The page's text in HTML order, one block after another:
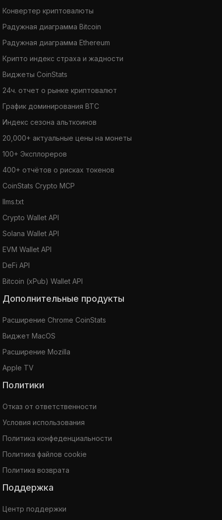
Конвертер криптовалюты
Радужная диаграмма Bitcoin
Радужная диаграмма Ethereum
Крипто индекс страха и жадности
Виджеты CoinStats
24ч. отчет о рынке криптовалют
График доминирования BTC
Индекс сезона альткоинов
20,000+ актуальные цены на монеты
100+ Эксплореров
400+ отчётов о рисках токенов
CoinStats Crypto MCP
llms.txt
Crypto Wallet API
Solana Wallet API
EVM Wallet API
DeFi API
Bitcoin (xPub) Wallet API
Дополнительные продукты
Расширение Chrome CoinStats
Виджет MacOS
Расширение Mozilla
Apple TV
Политики
Отказ от ответственности
Условия использования
Политика конфеденциальности
Политика файлов cookie
Политика возврата
Поддержка
Центр поддержки